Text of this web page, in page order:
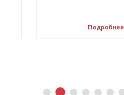
Подробнее